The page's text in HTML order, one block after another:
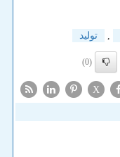
, تولید
(0)
X